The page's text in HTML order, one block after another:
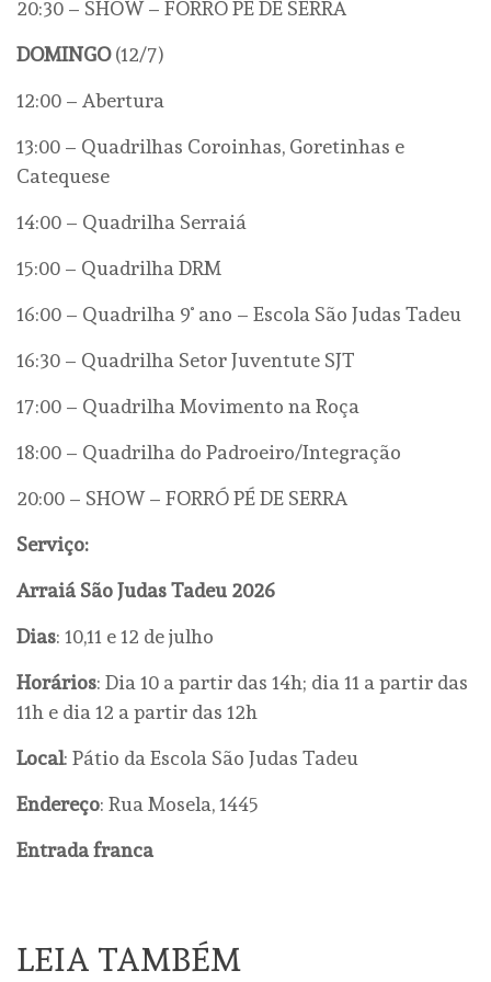
20:30 – SHOW – FORRÓ PÉ DE SERRA
DOMINGO(12/7)
12:00 – Abertura
13:00 – Quadrilhas Coroinhas, Goretinhas e
Catequese
14:00 – Quadrilha Serraiá
15:00 – Quadrilha DRM
16:00 – Quadrilha 9˚ ano – Escola São Judas Tadeu
16:30 – Quadrilha Setor Juventute SJT
17:00 – Quadrilha Movimento na Roça
18:00 – Quadrilha do Padroeiro/Integração
20:00 – SHOW – FORRÓ PÉ DE SERRA
Serviço:
Arraiá São Judas Tadeu 2026
Dias: 10,11 e 12 de julho
Horários: Dia 10 a partir das 14h; dia 11 a partir das
11h e dia 12 a partir das 12h
Local: Pátio da Escola São Judas Tadeu
Endereço: Rua Mosela, 1445
Entrada franca
LEIA TAMBÉM